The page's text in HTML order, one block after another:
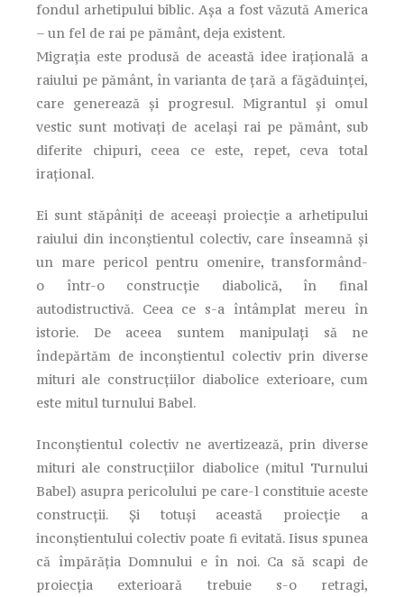
fondul arhetipului biblic. Așa a fost văzută America
– un fel de rai pe pământ, deja existent.
Migrația este produsă de această idee irațională a
raiului pe pământ, în varianta de țară a făgăduinței,
care generează și progresul. Migrantul și omul
vestic sunt motivați de același rai pe pământ, sub
diferite chipuri, ceea ce este, repet, ceva total
irațional.
Ei sunt stăpâniți de aceeași proiecție a arhetipului
raiului din inconștientul colectiv, care înseamnă și
un mare pericol pentru omenire, transformând-
o într-o construcție diabolică, în final
autodistructivă. Ceea ce s-a întâmplat mereu în
istorie. De aceea suntem manipulați să ne
îndepărtăm de inconștientul colectiv prin diverse
mituri ale construcțiilor diabolice exterioare, cum
este mitul turnului Babel.
Inconștientul colectiv ne avertizează, prin diverse
mituri ale construcțiilor diabolice (mitul Turnului
Babel) asupra pericolului pe care-l constituie aceste
construcții. Și totuși această proiecție a
inconștientului colectiv poate fi evitată. Iisus spunea
că împărăția Domnului e în noi. Ca să scapi de
proiecția exterioară trebuie s-o retragi,